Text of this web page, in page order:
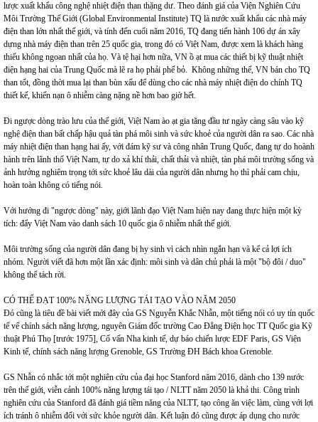
lược xuất khẩu công nghệ nhiệt điện than thặng dư. Theo đánh giá của Viện Nghiên Cứu
Môi Trường Thế Giới (Global Environmental Institute) TQ là nước xuất khẩu các nhà máy
điện than lớn nhất thế giới, và tính đến cuối năm 2016, TQ đang tiến hành 106 dự án xây
dựng nhà máy điện than trên 25 quốc gia, trong đó có Việt Nam, được xem là khách hàng
thiếu không ngoan nhất của họ. Và tệ hại hơn nữa, VN ồ ạt mua các thiết bị kỹ thuật nhiệt
điện hạng hai của Trung Quốc mà lẽ ra họ phải phế bỏ. Không những thế, VN bán cho TQ
than tốt, đồng thời mua lại than bùn xấu để dùng cho các nhà máy nhiệt điện do chính TQ
thiết kế, khiến nạn ô nhiễm càng nặng nề hơn bao giờ hết.
Đi ngược dòng trào lưu của thế giới, Việt Nam ào ạt gia tăng đầu tư ngày càng sâu vào kỹ
nghệ điện than bất chấp hậu quả tàn phá môi sinh và sức khoẻ của người dân ra sao. Các nhà
máy nhiệt điện than hạng hai ấy, với đám kỹ sư và công nhân Trung Quốc, đang tự do hoành
hành trên lãnh thổ Việt Nam, tự do xả khí thải, chất thải và nhiệt, tàn phá môi trường sống và
ảnh hưởng nghiêm trọng tới sức khoẻ lâu dài của người dân nhưng họ thì phải cam chịu,
hoàn toàn không có tiếng nói.
Với hướng đi "ngược dòng" này, giới lãnh đạo Việt Nam hiện nay đang thực hiện một kỳ
tích: đẩy Việt Nam vào danh sách 10 quốc gia ô nhiễm nhất thế giới.
Môi trường sống của người dân đang bị hy sinh vì cách nhìn ngắn hạn và kể cả lợi ích
nhóm. Người viết đã hơn một lần xác định: môi sinh và dân chủ phải là một "bộ đôi / duo"
không thể tách rời.
CÓ THỂ ĐẠT 100% NĂNG LƯỢNG TÁI TẠO VÀO NĂM 2050
Đó cũng là tiêu đề bài viết mới đây của GS Nguyễn Khắc Nhẫn, một tiếng nói có uy tín quốc
tế vể chính sách năng lượng, nguyên Giám đốc trường Cao Đẳng Điện học TT Quốc gia Kỹ
thuật Phú Thọ [trước 1975], Cố vấn Nha kinh tế, dự báo chiến lược EDF Paris, GS Viện
Kinh tế, chính sách năng lượng Grenoble, GS Trường ĐH Bách khoa Grenoble.
GS Nhẫn có nhắc tới một nghiên cứu của đại học Stanford năm 2016, dành cho 139 nước
trên thế giới, viễn cảnh 100% năng lượng tái tạo / NLTT năm 2050 là khả thi. Công trình
nghiên cứu của Stanford đã đánh giá tiềm năng của NLTT, tạo công ăn việc làm, cùng với lợi
ích tránh ô nhiễm đối với sức khỏe người dân. Kết luận đó cũng được áp dụng cho nước